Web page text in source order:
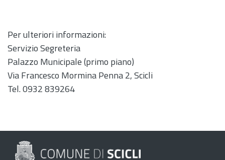
Per ulteriori informazioni:
Servizio Segreteria
Palazzo Municipale (primo piano)
Via Francesco Mormina Penna 2, Scicli
Tel. 0932 839264